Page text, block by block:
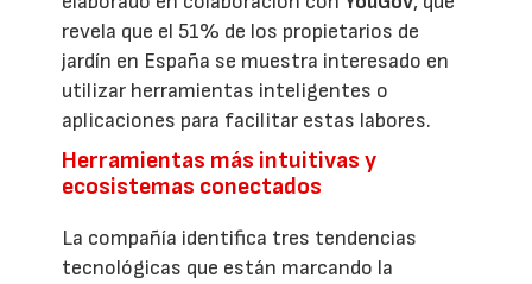
revela que el 51% de los propietarios de
jardín en España se muestra interesado en
utilizar herramientas inteligentes o
aplicaciones para facilitar estas labores.
Herramientas más intuitivas y
ecosistemas conectados
La compañía identifica tres tendencias
tecnológicas que están marcando la